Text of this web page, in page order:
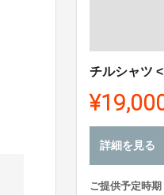
チルシャツ
詳細を見る
ご提供予定時